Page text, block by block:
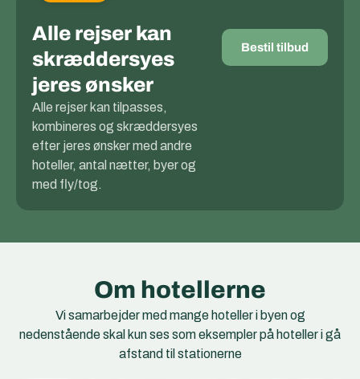
Alle rejser kan
skræddersyes
jeres ønsker
Alle rejser kan tilpasses,
kombineres og skræddersyes
efter jeres ønsker med andre
hoteller, antal nætter, byer og
med fly/tog.
Bestil tilbud
Om hotellerne
Vi samarbejder med mange hoteller i byen og
nedenstående skal kun ses som eksempler på hoteller i gå
afstand til stationerne